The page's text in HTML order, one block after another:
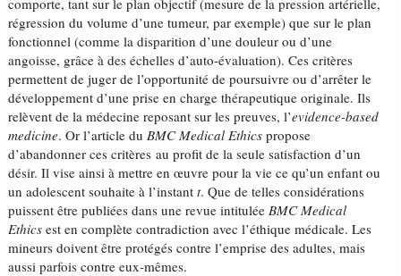
comporte, tant sur le plan objectif (mesure de la pression artérielle,
régression du volume d’une tumeur, par exemple) que sur le plan
fonctionnel (comme la disparition d’une douleur ou d’une
angoisse, grâce à des échelles d’auto-évaluation). Ces critères
permettent de juger de l’opportunité de poursuivre ou d’arrêter le
développement d’une prise en charge thérapeutique originale. Ils
relèvent de la médecine reposant sur les preuves, l’evidence-based
medicine. Or l’article duBMC Medical Ethics propose
d’abandonner ces critères au profit de la seule satisfaction d’un
désir. Il vise ainsi à mettre en œuvre pour la vie ce qu’un enfant ou
un adolescent souhaite à l’instantt. Que de telles considérations
puissent être publiées dans une revue intituléeBMC Medical
Ethics est en complète contradiction avec l’éthique médicale. Les
mineurs doivent être protégés contre l’emprise des adultes, mais
aussi parfois contre eux-mêmes.